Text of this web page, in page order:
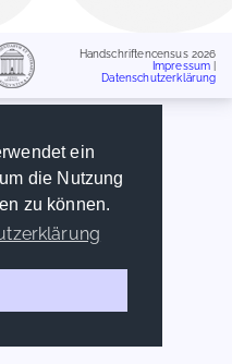
ein
die Nutzung
zu können.
Handschriftencensus 2026
Impressum
Datenschutzerklärung